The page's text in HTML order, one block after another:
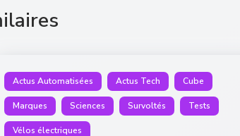
Actus Automatisées Actus Tech Cube
Marques Sciences Survoltés Tests
Vélos électriques